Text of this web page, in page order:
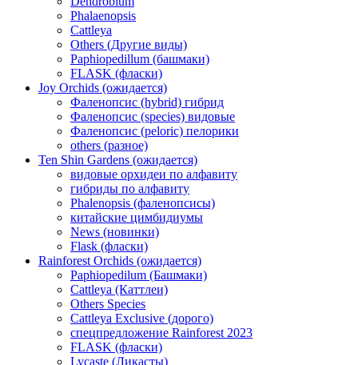
Phalaenopsis
Cattleya
Others (Другие виды)
Paphiopedillum (башмаки)
FLASK (фласки)
Joy Orchids (ожидается)
Фаленопсис (hybrid) гибрид
Фаленопсис (species) видовые
Фаленопсис (peloric) пелорики
others (разное)
Ten Shin Gardens (ожидается)
видовые орхидеи по алфавиту
гибриды по алфавиту
Phalenopsis (фаленопсисы)
китайские цимбидиумы
News (новинки)
Flask (фласки)
Rainforest Orchids (ожидается)
Paphiopedilum (Башмаки)
Cattleya (Каттлеи)
Others Species
Cattleya Exclusive (дорого)
спецпредложение Rainforest 2023
FLASK (фласки)
Lycaste (Ликасты)